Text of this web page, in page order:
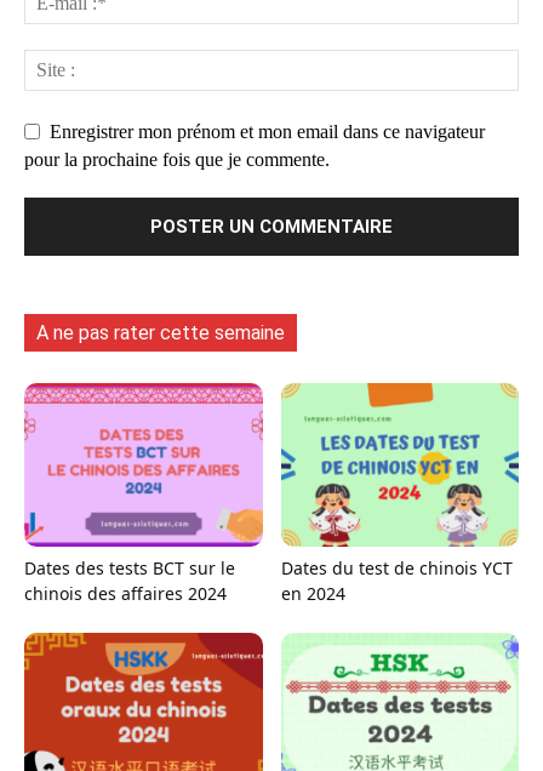
Enregistrer mon prénom et mon email dans ce navigateur
pour la prochaine fois que je commente.
A ne pas rater cette semaine
Dates des tests BCT sur le
chinois des affaires 2024
Dates du test de chinois YCT
en 2024